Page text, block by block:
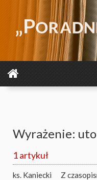
Wyrażenie:
1 artykuł
ks. Kaniecki
Z